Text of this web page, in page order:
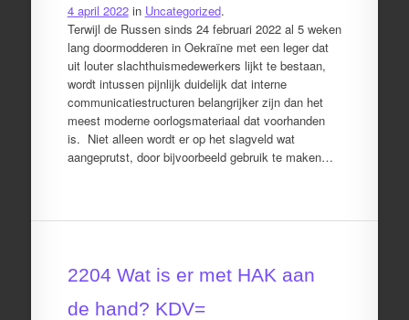
4 april 2022in Uncategorized.
Terwijl de Russen sinds 24 februari 2022 al 5 weken
lang doormodderen in Oekraïne met een leger dat
uit louter slachthuismedewerkers lijkt te bestaan,
wordt intussen pijnlijk duidelijk dat interne
communicatiestructuren belangrijker zijn dan het
meest moderne oorlogsmateriaal dat voorhanden
is. Niet alleen wordt er op het slagveld wat
aangeprutst, door bijvoorbeeld gebruik te maken…
2204 Wat is er met HAK aan
de hand? KDV=